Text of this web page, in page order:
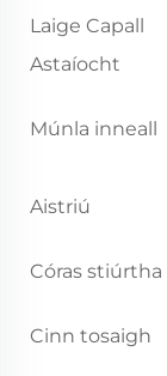
Laige Capall
Astaíocht
Múnla inneall
Aistriú
Córas stiúrtha
Cinn tosaigh